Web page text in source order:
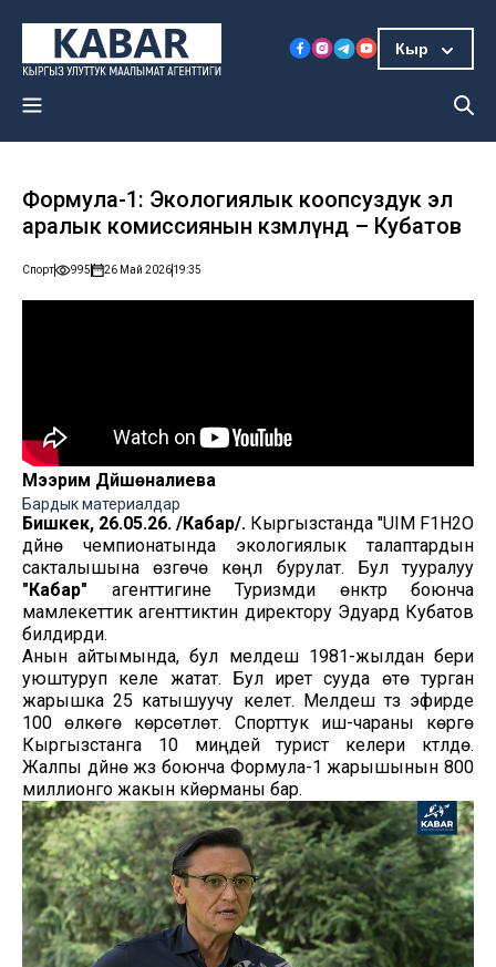
Кыр
Формула-1: Экологиялык коопсуздук эл
аралык комиссиянын көзөмөлүндө – Кубатов
Спорт 995 26 Май 202619:35
Мээрим Дүйшөналиева
Бардык материалдар
Бишкек, 26.05.26. /Кабар/. Кыргызстанда "UIM F1H2O
дүйнө чемпионатында экологиялык талаптардын
сакталышына өзгөчө көңүл бурулат. Бул тууралуу
"Кабар" агенттигине Туризмди өнүктүрүү боюнча
мамлекеттик агенттиктин директору Эдуард Кубатов
билдирди.
Анын айтымында, бул мелдеш 1981-жылдан бери
уюштуруп келе жатат. Бул ирет сууда өтө турган
жарышка 25 катышуучу келет. Мелдеш түз эфирде
100 өлкөгө көрсөтүлөт. Спорттук иш-чараны көрүүгө
Кыргызстанга 10 миңдей турист келери күтүлүүдө.
Жалпы дүйнө жүзү боюнча Формула-1 жарышынын 800
миллионго жакын күйөрманы бар.